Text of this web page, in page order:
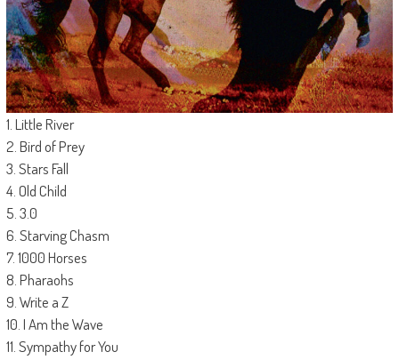
1. Little River
2. Bird of Prey
3. Stars Fall
4. Old Child
5. 3.0
6. Starving Chasm
7. 1000 Horses
8. Pharaohs
9. Write a Z
10. I Am the Wave
11. Sympathy for You